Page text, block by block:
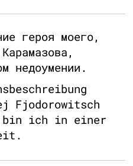
героя моего,
недоумении.
Fjodorowitsch
bin ich in einer